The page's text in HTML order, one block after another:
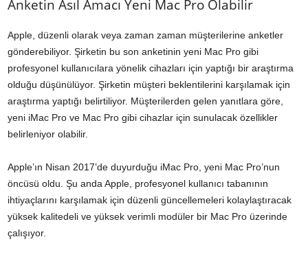
Anketin Asıl Amacı Yeni Mac Pro Olabilir
Apple, düzenli olarak veya zaman zaman müşterilerine anketler
gönderebiliyor. Şirketin bu son anketinin yeni Mac Pro gibi
profesyonel kullanıcılara yönelik cihazları için yaptığı bir araştırma
olduğu düşünülüyor. Şirketin müşteri beklentilerini karşılamak için
araştırma yaptığı belirtiliyor. Müşterilerden gelen yanıtlara göre,
yeni iMac Pro ve Mac Pro gibi cihazlar için sunulacak özellikler
belirleniyor olabilir.
Apple’ın Nisan 2017’de duyurduğu iMac Pro, yeni Mac Pro’nun
öncüsü oldu. Şu anda Apple, profesyonel kullanıcı tabanının
ihtiyaçlarını karşılamak için düzenli güncellemeleri kolaylaştıracak
yüksek kalitedeli ve yüksek verimli modüler bir Mac Pro üzerinde
çalışıyor.